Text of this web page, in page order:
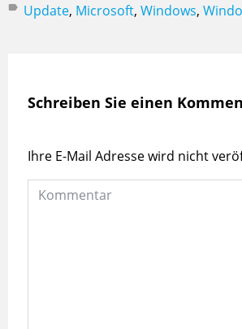
Update, Microsoft, Windows,
Schreiben Sie einen
Ihre E-Mail Adresse wird nicht